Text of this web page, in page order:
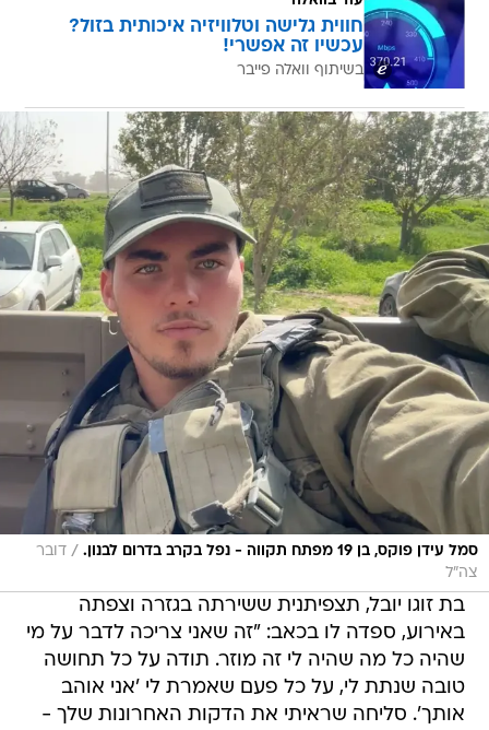
חווית גלישה וטלוויזיה איכותית בזול?
עכשיו זה אפשרי!
בשיתוף וואלה פייבר
סמל עידן פוקס, בן 19 מפתח תקווה - נפל בקרב בדרום לבנון. / דובר
צה"ל
בת זוגו יובל, תצפיתנית ששירתה בגזרה וצפתה
באירוע, ספדה לו בכאב: "זה שאני צריכה לדבר על מי
שהיה כל מה שהיה לי זה מוזר. תודה על כל תחושה
טובה שנתת לי, על כל פעם שאמרת לי 'אני אוהב
אותך'. סליחה שראיתי את הדקות האחרונות שלך -